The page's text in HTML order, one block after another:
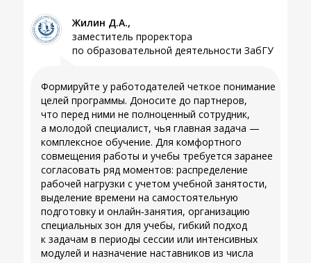
Жилин Д.А.,
заместитель проректора
по образовательной деятельности ЗабГУ
Формируйте у работодателей четкое понимание
целей программы. Доносите до партнеров,
что перед ними не полноценный сотрудник,
а молодой специалист, чья главная задача —
комплексное обучение. Для комфортного
совмещения работы и учебы требуется заранее
согласовать ряд моментов: распределение
рабочей нагрузки с учетом учебной занятости,
выделение времени на самостоятельную
подготовку и онлайн‑занятия, организацию
специальных зон для учебы, гибкий подход
к задачам в периоды сессии или интенсивных
модулей и назначение наставников из числа